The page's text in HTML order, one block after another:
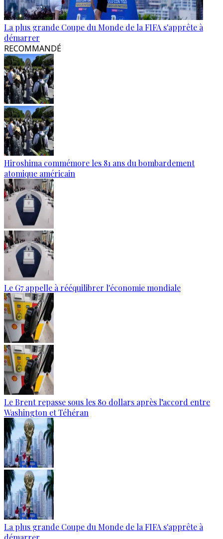
La plus grande Coupe du Monde de la FIFA s'apprête à
démarrer
RECOMMANDÉ
Hiroshima commémore les 81 ans du bombardement
atomique américain
Le G7 appelle à rééquilibrer l'économie mondiale
Le Brent repasse sous les 80 dollars après l’accord entre
Washington et Téhéran
La plus grande Coupe du Monde de la FIFA s'apprête à